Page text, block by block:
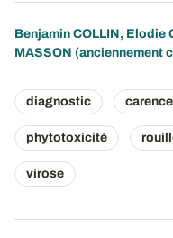
Benjamin COLLIN, Elodie
MASSON (anciennement
diagnostic carence
phytotoxicité
virose